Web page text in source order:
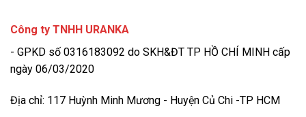
Công ty TNHH URANKA
- GPKD số 0316183092 do SKH&ĐT TP HỒ CHÍ MINH cấp
ngày 06/03/2020
Địa chỉ: 117 Huỳnh Minh Mương - Huyện Củ Chi -TP HCM